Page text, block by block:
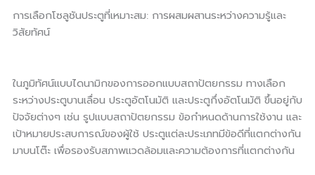
การเลือกโซลูชันประตูที่เหมาะสม: การผสมผสานระหว่างความรู้และ
วิสัยทัศน์
ในภูมิทัศน์แบบไดนามิกของการออกแบบสถาปัตยกรรม ทางเลือก
ระหว่างประตูบานเลื่อน ประตูอัตโนมัติ และประตูกึ่งอัตโนมัติ ขึ้นอยู่กับ
ปัจจัยต่างๆ เช่น รูปแบบสถาปัตยกรรม ข้อกำหนดด้านการใช้งาน และ
เป้าหมายประสบการณ์ของผู้ใช้ ประตูแต่ละประเภทมีข้อดีที่แตกต่างกัน
มาบนโต๊ะ เพื่อรองรับสภาพแวดล้อมและความต้องการที่แตกต่างกัน